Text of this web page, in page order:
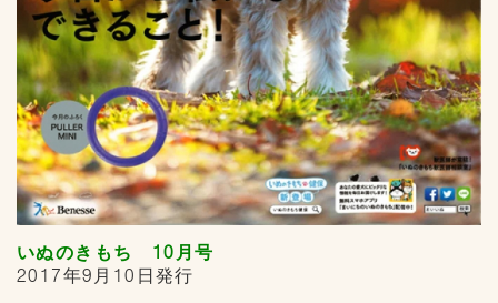
いぬのきもち 10月号
2017年9月10日発行